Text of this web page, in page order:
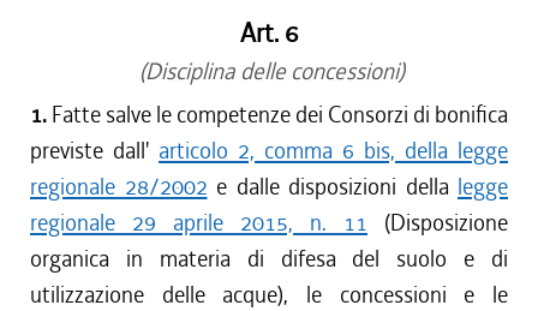
Art. 6
(Disciplina delle concessioni)
1. Fatte salve le competenze dei Consorzi di bonifica
previste dall' articolo 2, comma 6 bis, della legge
regionale 28/2002 e dalle disposizioni della legge
regionale 29 aprile 2015, n. 11 (Disposizione
organica in materia di difesa del suolo e di
utilizzazione delle acque), le concessioni e le